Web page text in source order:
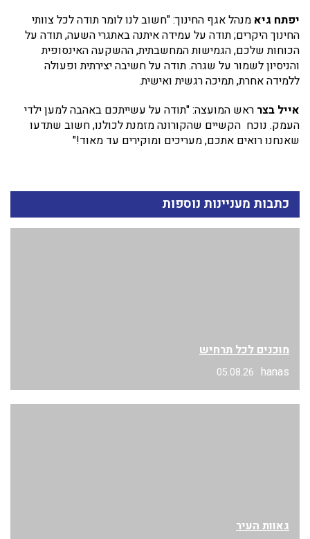
יפתח גיאמנהל אגף החינוך: "חשוב לנו לומר תודה לכל צוותי
החינוך היקרים; תודה על עמידה איתנה באתגרי השעה, תודה על
הכוחות שלכם, הגמישות המחשבתית, ההשקעה האינסופית
והניסיון לשמור על שגרה. תודה על חשיבה יצירתית ופעולה
ללמידה אחרת, תמיכה רגשית ואישית.
אייל בצר ראש המועצה: "תודה על עשייתכם באהבה למען ילדי
העמק. נוכח הקשיים שהקורונה מזמנת לכולנו, חשוב שתדעו
שאנחנו רואים אתכם, מעריכים ומוקירים עד מאוד!"
כתבות מעניינות נוספות
מוכנים לכל תרחיש
hanas
05.08.26
גאוות העיר